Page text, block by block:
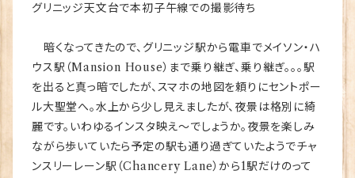
グリニッジ天文台で本初子午線での撮影待ち
暗くなってきたので、グリニッジ駅から電車でメイソン・ハ
ウス駅（Mansion House）まで乗り継ぎ、乗り継ぎ。。。駅
を出ると真っ暗でしたが、スマホの地図を頼りにセントポー
ル大聖堂へ。水上から少し見えましたが、夜景は格別に綺
麗です。いわゆるインスタ映え～でしょうか。夜景を楽しみ
ながら歩いていたら予定の駅も通り過ぎていたようでチャ
ンスリーレーン駅（Chancery Lane）から1駅だけのって